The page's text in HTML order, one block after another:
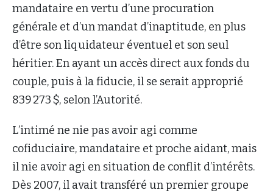
mandataire en vertu d’une procuration
générale et d’un mandat d’inaptitude, en plus
d’être son liquidateur éventuel et son seul
héritier. En ayant un accès direct aux fonds du
couple, puis à la fiducie, il se serait approprié
839 273 $, selon l’Autorité.
L’intimé ne nie pas avoir agi comme
cofiduciaire, mandataire et proche aidant, mais
il nie avoir agi en situation de conflit d’intérêts.
Dès 2007, il avait transféré un premier groupe